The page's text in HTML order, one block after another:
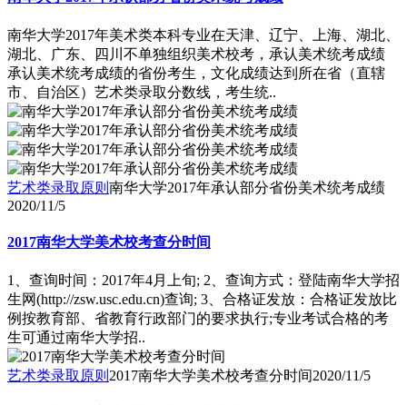
南华大学2017年美术类本科专业在天津、辽宁、上海、湖北、
湖北、广东、四川不单独组织美术校考，承认美术统考成绩
承认美术统考成绩的省份考生，文化成绩达到所在省（直辖
市、自治区）艺术类录取分数线，考生统..
艺术类录取原则 南华大学2017年承认部分省份美术统考成绩
2020/11/5
2017南华大学美术校考查分时间
1、查询时间：2017年4月上旬; 2、查询方式：登陆南华大学招
生网(http://zsw.usc.edu.cn)查询; 3、合格证发放：合格证发放比
例按教育部、省教育行政部门的要求执行;专业考试合格的考
生可通过南华大学招..
艺术类录取原则 2017南华大学美术校考查分时间2020/11/5